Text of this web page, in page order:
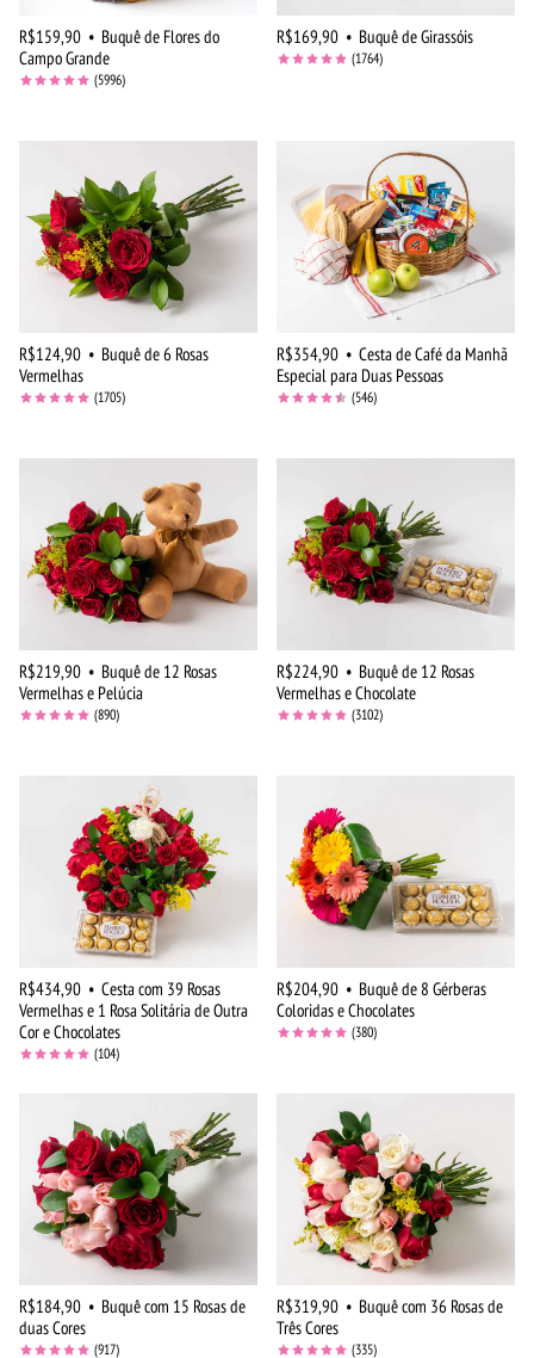
R$159,90 • Buquê de Flores do
Campo Grande
(5996)
R$169,90 • Buquê de Girassóis
(1764)
R$124,90 • Buquê de 6 Rosas
Vermelhas
(1705)
R$354,90 • Cesta de Café da Manhã
Especial para Duas Pessoas
(546)
R$219,90 • Buquê de 12 Rosas
Vermelhas e Pelúcia
(890)
R$224,90 • Buquê de 12 Rosas
Vermelhas e Chocolate
(3102)
R$434,90 • Cesta com 39 Rosas
Vermelhas e 1 Rosa Solitária de Outra
Cor e Chocolates
(104)
R$204,90 • Buquê de 8 Gérberas
Coloridas e Chocolates
(380)
R$184,90 • Buquê com 15 Rosas de
duas Cores
(917)
R$319,90 • Buquê com 36 Rosas de
Três Cores
(335)